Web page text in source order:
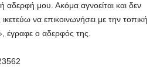
αδερφή μου. Ακόμα αγνοείται και δεν
να επικοινωνήσει με την τοπική
έγραφε ο αδερφός της.